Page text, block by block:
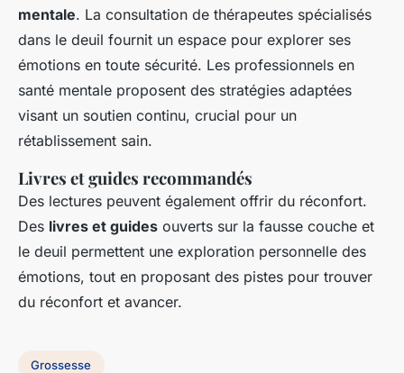
mentale. La consultation de thérapeutes spécialisés
dans le deuil fournit un espace pour explorer ses
émotions en toute sécurité. Les professionnels en
santé mentale proposent des stratégies adaptées
visant un soutien continu, crucial pour un
rétablissement sain.
Livres et guides recommandés
Des lectures peuvent également offrir du réconfort.
Des livres et guides ouverts sur la fausse couche et
le deuil permettent une exploration personnelle des
émotions, tout en proposant des pistes pour trouver
du réconfort et avancer.
Grossesse